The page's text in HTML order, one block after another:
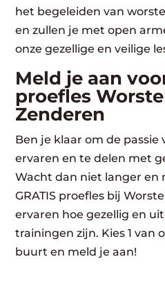
het begeleiden van
en zullen je met open
onze gezellige en veilige
Meld je aan
proefles
Zenderen
Ben je klaar om de passie
ervaren en te delen met
Wacht dan niet langer en
GRATIS proefles bij
ervaren hoe gezellig en
trainingen zijn. Kies 1 van
buurt en meld je aan!